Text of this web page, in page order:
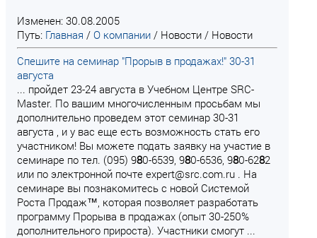
Изменен: 30.08.2005
Путь: Главная / О компании / Новости / Новости
Спешите на семинар "Прорыв в продажах!" 30-31
августа
... пройдет 23-24 августа в Учебном Центре SRC-
Master. По вашим многочисленным просьбам мы
дополнительно проведем этот семинар 30-31
августа , и у вас еще есть возможность стать его
участником! Вы можете подать заявку на участие в
семинаре по тел. (095) 980-6539, 980-6536, 980-6282
или по электронной почте expert@src.com.ru . На
семинаре вы познакомитесь с новой Системой
Роста Продаж™, которая позволяет разработать
программу Прорыва в продажах (опыт 30-250%
дополнительного прироста). Участники смогут ...